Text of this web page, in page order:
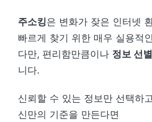
주소킹은 변화가 잦은 인터넷
빠르게 찾기 위한 매우 실용적
다만, 편리함만큼이나 정보 선
니다.
신뢰할 수 있는 정보만 선택하
신만의 기준을 만든다면